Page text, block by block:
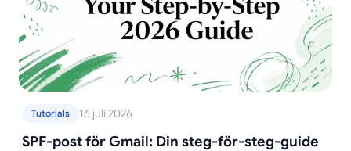
Tutorials 16 juli 2026
SPF-post för Gmail: Din steg-för-steg-guide